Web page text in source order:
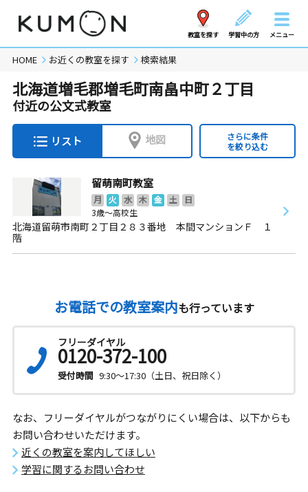
教室を探す 学習中の方 メニュー
HOME お近くの教室を探す 検索結果
北海道増毛郡増毛町南畠中町２丁目
付近の公文式教室
リスト 地図
さらに条件
を絞り込む
留萌南町教室
月 火 水 木 金 土
日
3歳～高校生
北海道留萌市南町２丁目２８３番地 本間マンションＦ １
階
お電話での教室案内も行っています
フリーダイヤル
0120-372-100
受付時間 9:30～17:30（土日、祝日除く）
なお、フリーダイヤルがつながりにくい場合は、以下からも
お問い合わせいただけます。
近くの教室を案内してほしい
学習に関するお問い合わせ